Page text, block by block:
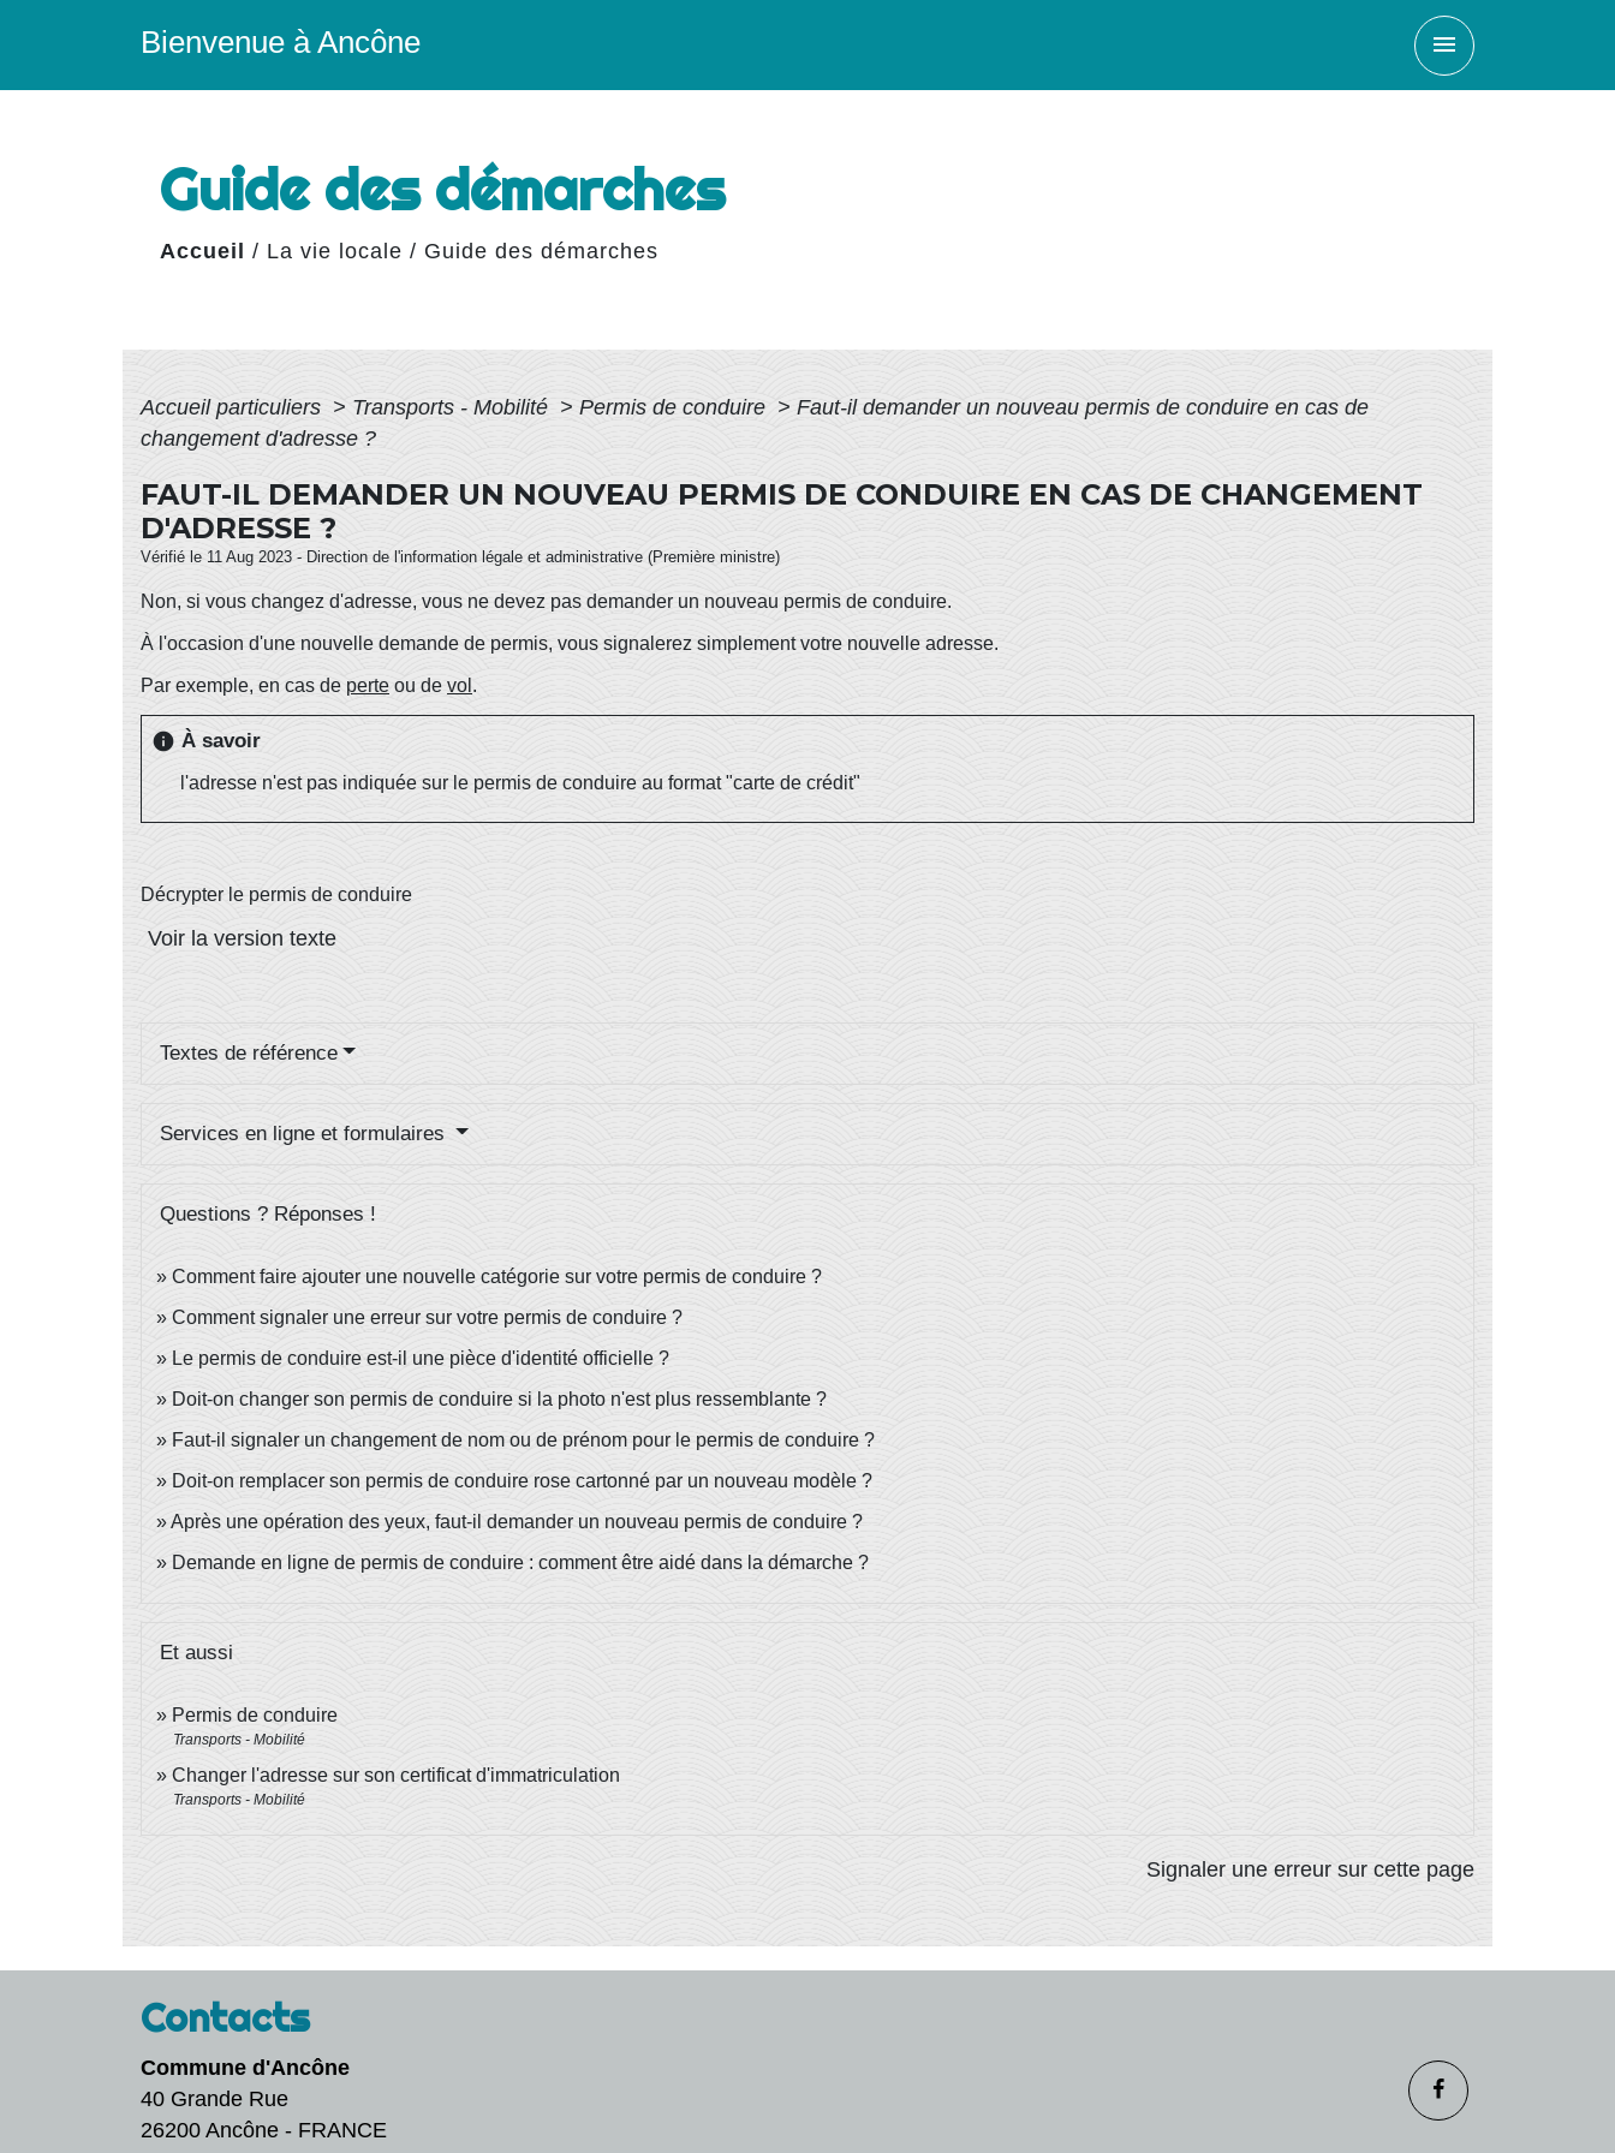
Bienvenue à Ancône menu
Guide des démarches
Accueil / La vie locale / Guide des démarches
Accueil particuliers > Transports - Mobilité > Permis de conduire > Faut-il demander un nouveau permis de conduire en cas de
changement d'adresse ?
FAUT-IL DEMANDER UN NOUVEAU PERMIS DE CONDUIRE EN CAS DE CHANGEMENT
D'ADRESSE ?
Vérifié le 11 Aug 2023 - Direction de l'information légale et administrative (Première ministre)
Non, si vous changez d'adresse, vous ne devez pas demander un nouveau permis de conduire.
À l'occasion d'une nouvelle demande de permis, vous signalerez simplement votre nouvelle adresse.
Par exemple, en cas de perte ou de vol .
info À savoir
l'adresse n'est pas indiquée sur le permis de conduire au format "carte de crédit"
Décrypter le permis de conduire
Voir la version texte
Textes de référence
Services en ligne et formulaires
Questions ? Réponses !
Comment faire ajouter une nouvelle catégorie sur votre permis de conduire ?
Comment signaler une erreur sur votre permis de conduire ?
Le permis de conduire est-il une pièce d'identité officielle ?
Doit-on changer son permis de conduire si la photo n'est plus ressemblante ?
Faut-il signaler un changement de nom ou de prénom pour le permis de conduire ?
Doit-on remplacer son permis de conduire rose cartonné par un nouveau modèle ?
Après une opération des yeux, faut-il demander un nouveau permis de conduire ?
Demande en ligne de permis de conduire : comment être aidé dans la démarche ?
Et aussi
Permis de conduire
Transports - Mobilité
Changer l'adresse sur son certificat d'immatriculation
Transports - Mobilité
Signaler une erreur sur cette page
Contacts
Commune d'Ancône
40 Grande Rue
26200 Ancône - FRANCE